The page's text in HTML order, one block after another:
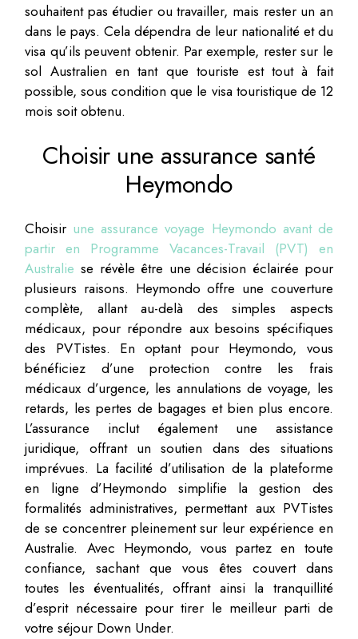
souhaitent pas étudier ou travailler, mais rester un an
dans le pays. Cela dépendra de leur nationalité et du
visa qu’ils peuvent obtenir. Par exemple, rester sur le
sol Australien en tant que touriste est tout à fait
possible, sous condition que le visa touristique de 12
mois soit obtenu.
Choisir une assurance santé
Heymondo
Choisir une assurance voyage Heymondo avant de
partir en Programme Vacances-Travail (PVT) en
Australie se révèle être une décision éclairée pour
plusieurs raisons. Heymondo offre une couverture
complète, allant au-delà des simples aspects
médicaux, pour répondre aux besoins spécifiques
des PVTistes. En optant pour Heymondo, vous
bénéficiez d’une protection contre les frais
médicaux d’urgence, les annulations de voyage, les
retards, les pertes de bagages et bien plus encore.
L’assurance inclut également une assistance
juridique, offrant un soutien dans des situations
imprévues. La facilité d’utilisation de la plateforme
en ligne d’Heymondo simplifie la gestion des
formalités administratives, permettant aux PVTistes
de se concentrer pleinement sur leur expérience en
Australie. Avec Heymondo, vous partez en toute
confiance, sachant que vous êtes couvert dans
toutes les éventualités, offrant ainsi la tranquillité
d’esprit nécessaire pour tirer le meilleur parti de
votre séjour Down Under.